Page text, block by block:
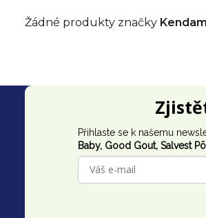
Žádné produkty značky
Přihlaste se k našemu
Baby, Good Gout, Salvest